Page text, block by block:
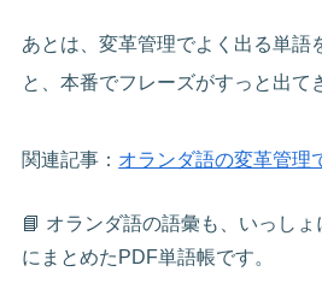
あとは、変革管理でよく出る単語
と、本番でフレーズがすっと出て
関連記事： オランダ語の変革管理
📘 オランダ語の語彙も、いっし
にまとめたPDF単語帳です。